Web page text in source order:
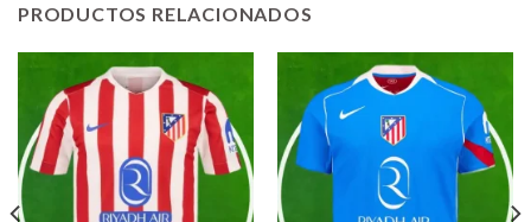
PRODUCTOS RELACIONADOS